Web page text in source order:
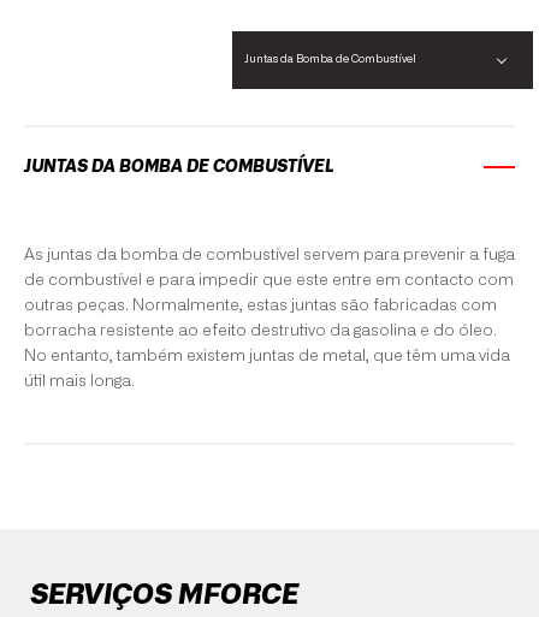
Juntas da Bomba de Combustível
JUNTAS DA BOMBA DE COMBUSTÍVEL
As juntas da bomba de combustível servem para prevenir a fuga
de combustível e para impedir que este entre em contacto com
outras peças. Normalmente, estas juntas são fabricadas com
borracha resistente ao efeito destrutivo da gasolina e do óleo.
No entanto, também existem juntas de metal, que têm uma vida
útil mais longa.
SERVIÇOS MFORCE